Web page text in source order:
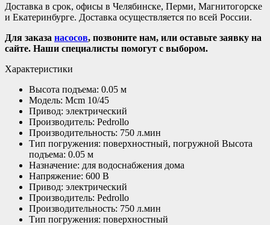
Доставка в срок, офисы в Челябинске, Перми, Магнитогорске
и Екатеринбурге. Доставка осуществляется по всей России.
Для заказа насосов, позвоните нам, или оставьте заявку на
сайте. Наши специалисты помогут с выбором.
Характеристики
Высота подъема: 0.05 м
Модель: Mcm 10/45
Привод: электрический
Производитель: Pedrollo
Производительность: 750 л.мин
Тип погружения: поверхностный, погружной Высота
подъема: 0.05 м
Назначение: для водоснабжения дома
Напряжение: 600 В
Привод: электрический
Производитель: Pedrollo
Производительность: 750 л.мин
Тип погружения: поверхностный